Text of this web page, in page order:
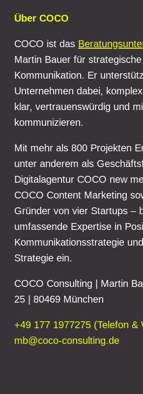
Über COCO
COCO ist das
Martin Bauer für
Kommunikation. Er
Unternehmen dabei,
klar, vertrauenswürdig und
kommunizieren.
Mit mehr als 800 Projekten
unter anderem als
Digitalagentur COCO new
COCO Content Marketing
Gründer von vier Startups –
umfassende Expertise in
Kommunikationsstrategie
Strategie ein.
COCO Consulting | Martin
25 | 80469 München
+49 177 1977275 (Telefon &
mb@coco-consulting.de